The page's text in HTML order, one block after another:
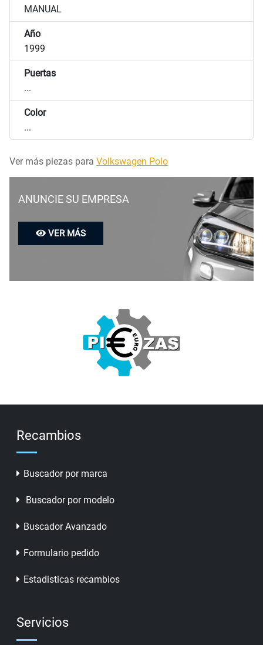
MANUAL
Año
1999
Puertas
...
Color
...
Ver más piezas para Volkswagen Polo
ANUNCIE SU EMPRESA
VER MÁS
Recambios
Buscador por marca
Buscador por modelo
Buscador Avanzado
Formulario pedido
Estadisticas recambios
Servicios